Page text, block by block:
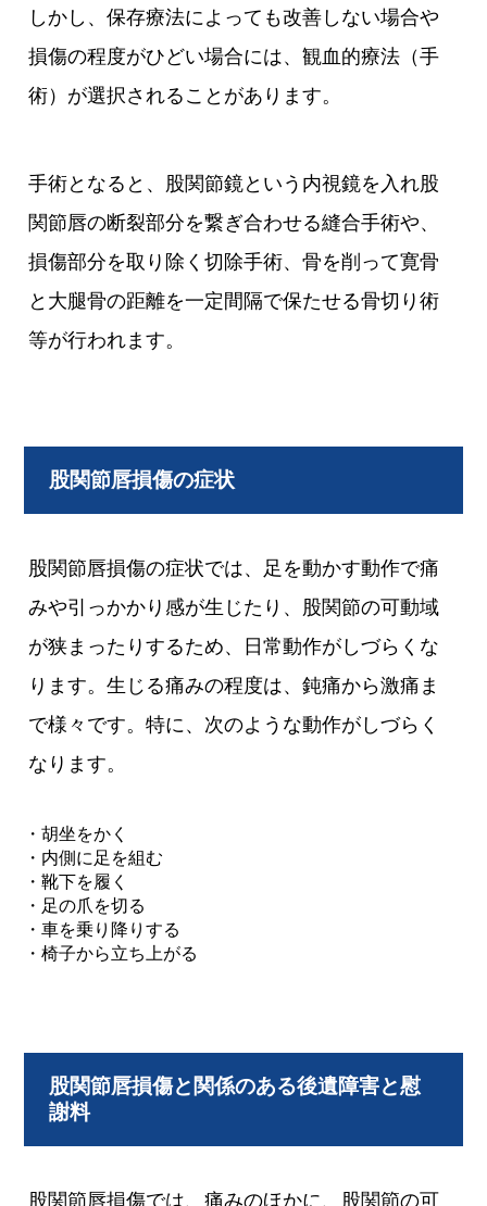
しかし、保存療法によっても改善しない場合や
損傷の程度がひどい場合には、観血的療法（手
術）が選択されることがあります。
手術となると、股関節鏡という内視鏡を入れ股
関節唇の断裂部分を繋ぎ合わせる縫合手術や、
損傷部分を取り除く切除手術、骨を削って寛骨
と大腿骨の距離を一定間隔で保たせる骨切り術
等が行われます。
股関節唇損傷の症状
股関節唇損傷の症状では、足を動かす動作で痛
みや引っかかり感が生じたり、股関節の可動域
が狭まったりするため、日常動作がしづらくな
ります。生じる痛みの程度は、鈍痛から激痛ま
で様々です。特に、次のような動作がしづらく
なります。
・胡坐をかく
・内側に足を組む
・靴下を履く
・足の爪を切る
・車を乗り降りする
・椅子から立ち上がる
股関節唇損傷と関係のある後遺障害と慰
謝料
股関節唇損傷では、痛みのほかに、股関節の可